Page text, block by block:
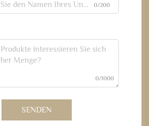
0/200
0/1000
SENDEN